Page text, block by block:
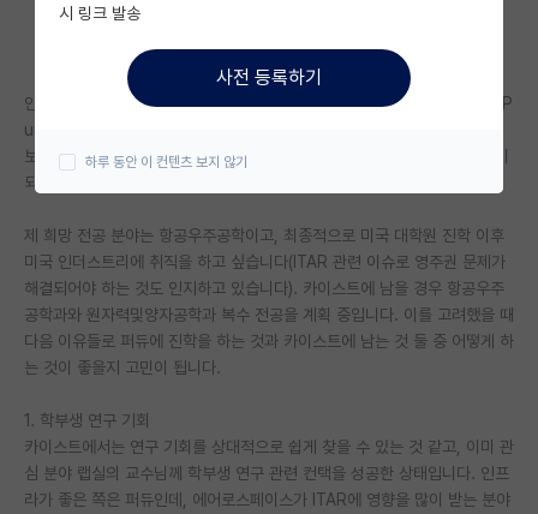
미국 대학원 합격 후기 게시판
대학원생 모집 게시판
연구실(PI) 홍보 게시판
석박사 채용 정보 게시판
임용 정보 게시판
학부 인턴 게시판
임용 후기 게시판
PI 전용 게시판
안녕하세요, 저는 올해 카이스트에 입학하여 재학 중인 학부 1학년입니다. P
urdue college of engineering에 뒤늦게 합격하게 되었는데, 게시판을
보니 학부 관련 질문은 잘 올라오지 않는 것 같지만 개인적으로 고민이 많이
되어 글을 작성하게 되었습니다.
제 희망 전공 분야는 항공우주공학이고, 최종적으로 미국 대학원 진학 이후
미국 인더스트리에 취직을 하고 싶습니다(ITAR 관련 이슈로 영주권 문제가
해결되어야 하는 것도 인지하고 있습니다). 카이스트에 남을 경우 항공우주
공학과와 원자력및양자공학과 복수 전공을 계획 중입니다. 이를 고려했을 때
다음 이유들로 퍼듀에 진학을 하는 것과 카이스트에 남는 것 둘 중 어떻게 하
는 것이 좋을지 고민이 됩니다.
1. 학부생 연구 기회
카이스트에서는 연구 기회를 상대적으로 쉽게 찾을 수 있는 것 같고, 이미 관
심 분야 랩실의 교수님께 학부생 연구 관련 컨택을 성공한 상태입니다. 인프
라가 좋은 쪽은 퍼듀인데, 에어로스페이스가 ITAR에 영향을 많이 받는 분야
시 링크 발송
사전 등록하기
하루 동안 이 컨텐츠 보지 않기